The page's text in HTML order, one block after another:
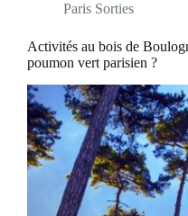
Paris Sorties
Activités au bois de
poumon vert parisien ?